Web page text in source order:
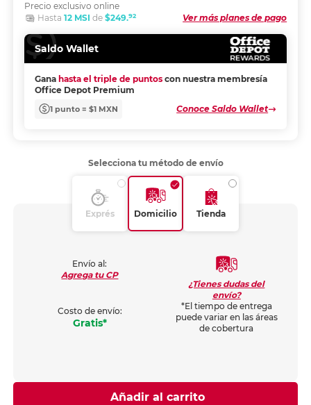
Precio exclusivo online
Ver más planes de pago
Hasta 12 MSI de $249.92
Saldo Wallet
Gana hasta el triple de puntos con nuestra membresía
Office Depot Premium
1 punto = $1 MXN Conoce Saldo Wallet
Selecciona tu método de envío
Exprés Domicilio Tienda
Envío al:
Agrega tu CP
Costo de envío:
Gratis*
¿Tienes dudas del
envío?
*El tiempo de entrega
puede variar en las áreas
de cobertura
Añadir al carrito